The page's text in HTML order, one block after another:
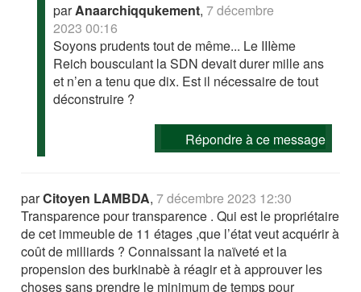
parAnaarchiqqukement,7 décembre
2023 00:16
Soyons prudents tout de même... Le IIIème
Reich bousculant la SDN devait durer mille ans
et n’en a tenu que dix. Est il nécessaire de tout
déconstruire ?
Répondre à ce message
parCitoyen LAMBDA,7 décembre 2023 12:30
Transparence pour transparence . Qui est le propriétaire
de cet immeuble de 11 étages ,que l’état veut acquérir à
coût de milliards ? Connaissant la naïveté et la
propension des burkinabè à réagir et à approuver les
choses sans prendre le minimum de temps pour